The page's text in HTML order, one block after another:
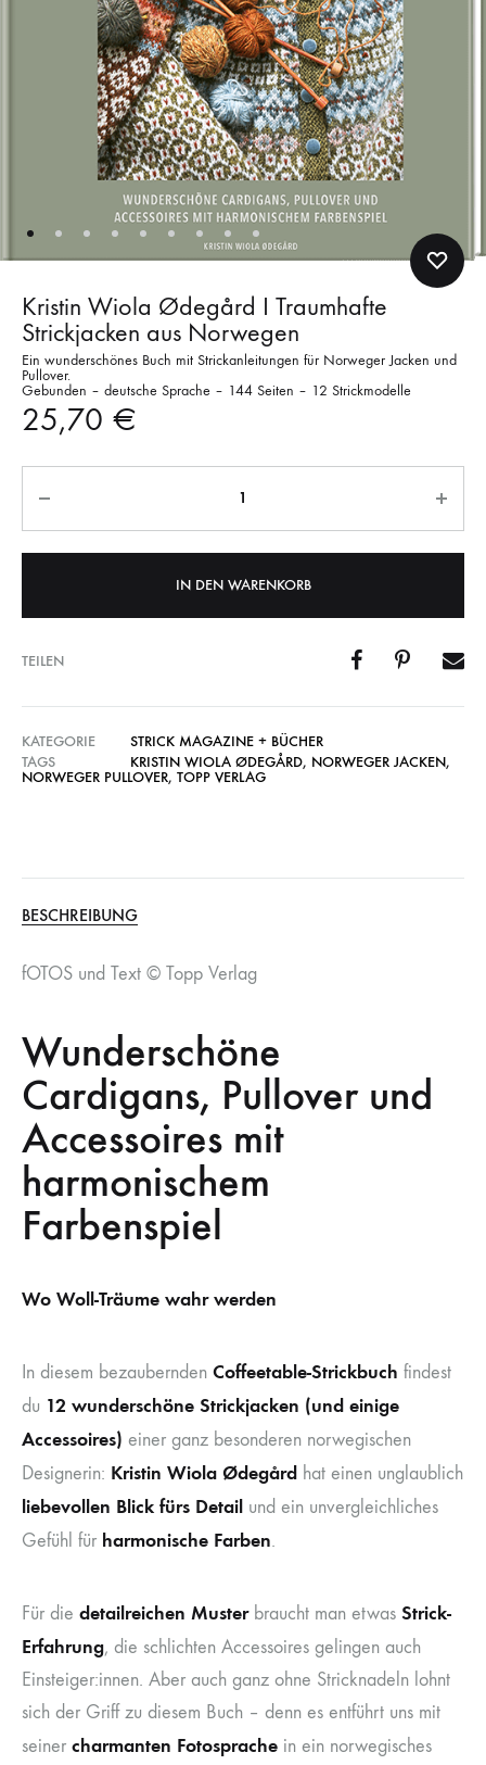
Kristin Wiola Ødegård I Traumhafte
Strickjacken aus Norwegen
Ein wunderschönes Buch mit Strickanleitungen für Norweger Jacken und
Pullover.
Gebunden – deutsche Sprache – 144 Seiten – 12 Strickmodelle
25,70 €
Anzahl
IN DEN WARENKORB
TEILEN
KATEGORIE
STRICK MAGAZINE + BÜCHER
TAGS
KRISTIN WIOLA ØDEGÅRD, NORWEGER JACKEN,
NORWEGER PULLOVER, TOPP VERLAG
BESCHREIBUNG
fOTOS und Text © Topp Verlag
Wunderschöne
Cardigans, Pullover und
Accessoires mit
harmonischem
Farbenspiel
Wo Woll-Träume wahr werden
In diesem bezaubernden Coffeetable-Strickbuch findest
du 12 wunderschöne Strickjacken (und einige
Accessoires) einer ganz besonderen norwegischen
Designerin: Kristin Wiola Ødegård hat einen unglaublich
liebevollen Blick fürs Detail und ein unvergleichliches
Gefühl für harmonische Farben.
Für die detailreichen Musterbraucht man etwas Strick-
Erfahrung, die schlichten Accessoires gelingen auch
Einsteiger:innen. Aber auch ganz ohne Stricknadeln lohnt
sich der Griff zu diesem Buch – denn es entführt uns mit
seiner charmanten Fotosprache in ein norwegisches